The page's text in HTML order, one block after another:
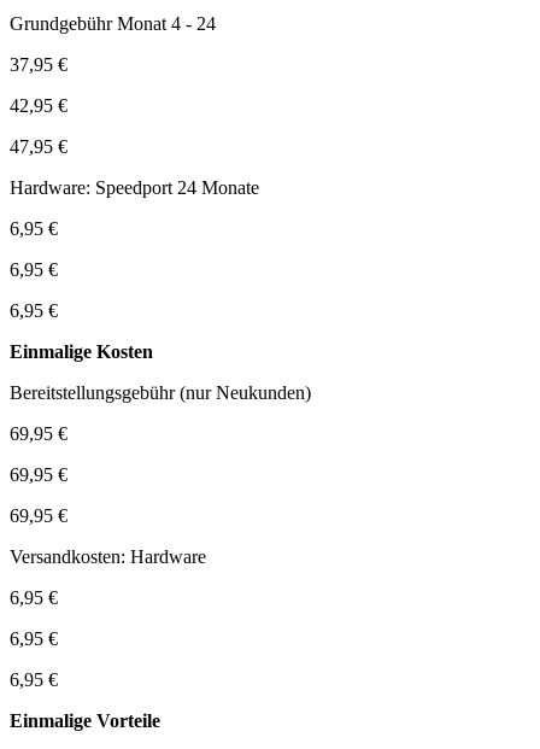
Grundgebühr Monat 4 - 24
37,95 €
42,95 €
47,95 €
Hardware: Speedport 24 Monate
6,95 €
6,95 €
6,95 €
Einmalige Kosten
Bereitstellungsgebühr (nur Neukunden)
69,95 €
69,95 €
69,95 €
Versandkosten: Hardware
6,95 €
6,95 €
6,95 €
Einmalige Vorteile